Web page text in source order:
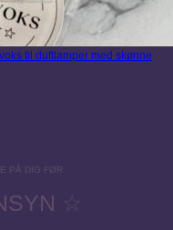
PÅ DIG FØR
☆